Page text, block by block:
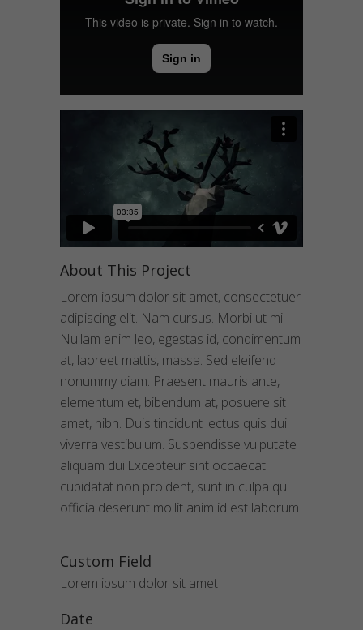
About This Project
Lorem ipsum dolor sit amet, consectetuer
adipiscing elit. Nam cursus. Morbi ut mi.
Nullam enim leo, egestas id, condimentum
at, laoreet mattis, massa. Sed eleifend
nonummy diam. Praesent mauris ante,
elementum et, bibendum at, posuere sit
amet, nibh. Duis tincidunt lectus quis dui
viverra vestibulum. Suspendisse vulputate
aliquam dui.Excepteur sint occaecat
cupidatat non proident, sunt in culpa qui
officia deserunt mollit anim id est laborum
Custom Field
Lorem ipsum dolor sit amet
Date